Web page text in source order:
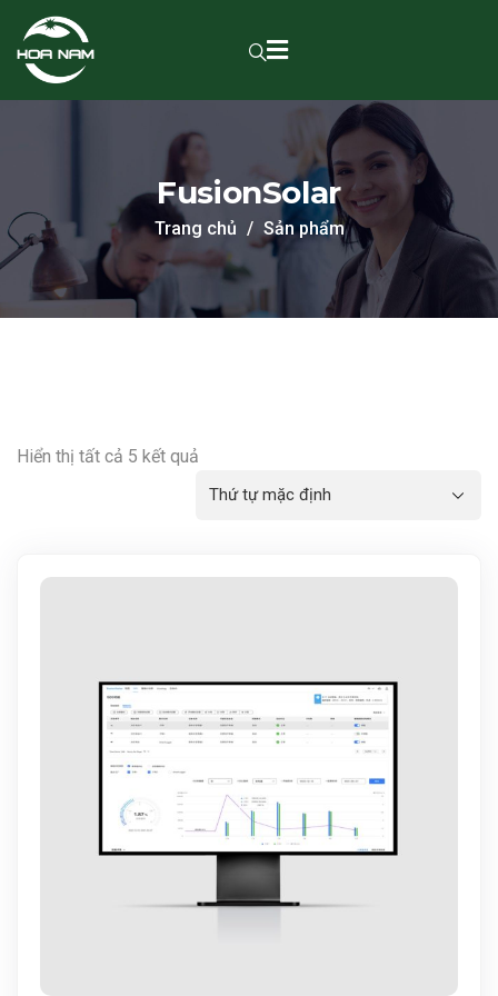
FusionSolar
Trang chủ Sản phẩm
Hiển thị tất cả 5 kết quả